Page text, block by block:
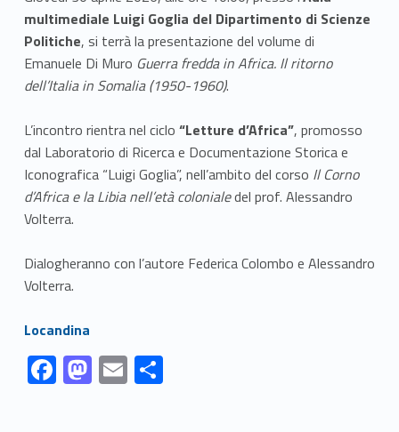
multimediale Luigi Goglia del Dipartimento di Scienze
Politiche, si terrà la presentazione del volume di
Emanuele Di Muro Guerra fredda in Africa. Il ritorno
dell’Italia in Somalia (1950-1960).
L’incontro rientra nel ciclo “Letture d’Africa”, promosso
dal Laboratorio di Ricerca e Documentazione Storica e
Iconografica “Luigi Goglia”, nell’ambito del corso Il Corno
d’Africa e la Libia nell’età colonialedel prof. Alessandro
Volterra.
Dialogheranno con l’autore Federica Colombo e Alessandro
Volterra.
Link identifier #identifier__15112-1Locandina
Link identifier #identifier__161093-1
F
ac
Link identifier #identifier__88882-2 M
as
Link identifier #identifier__192889-3 E
m
Link identifier #identifier__72757-4 S